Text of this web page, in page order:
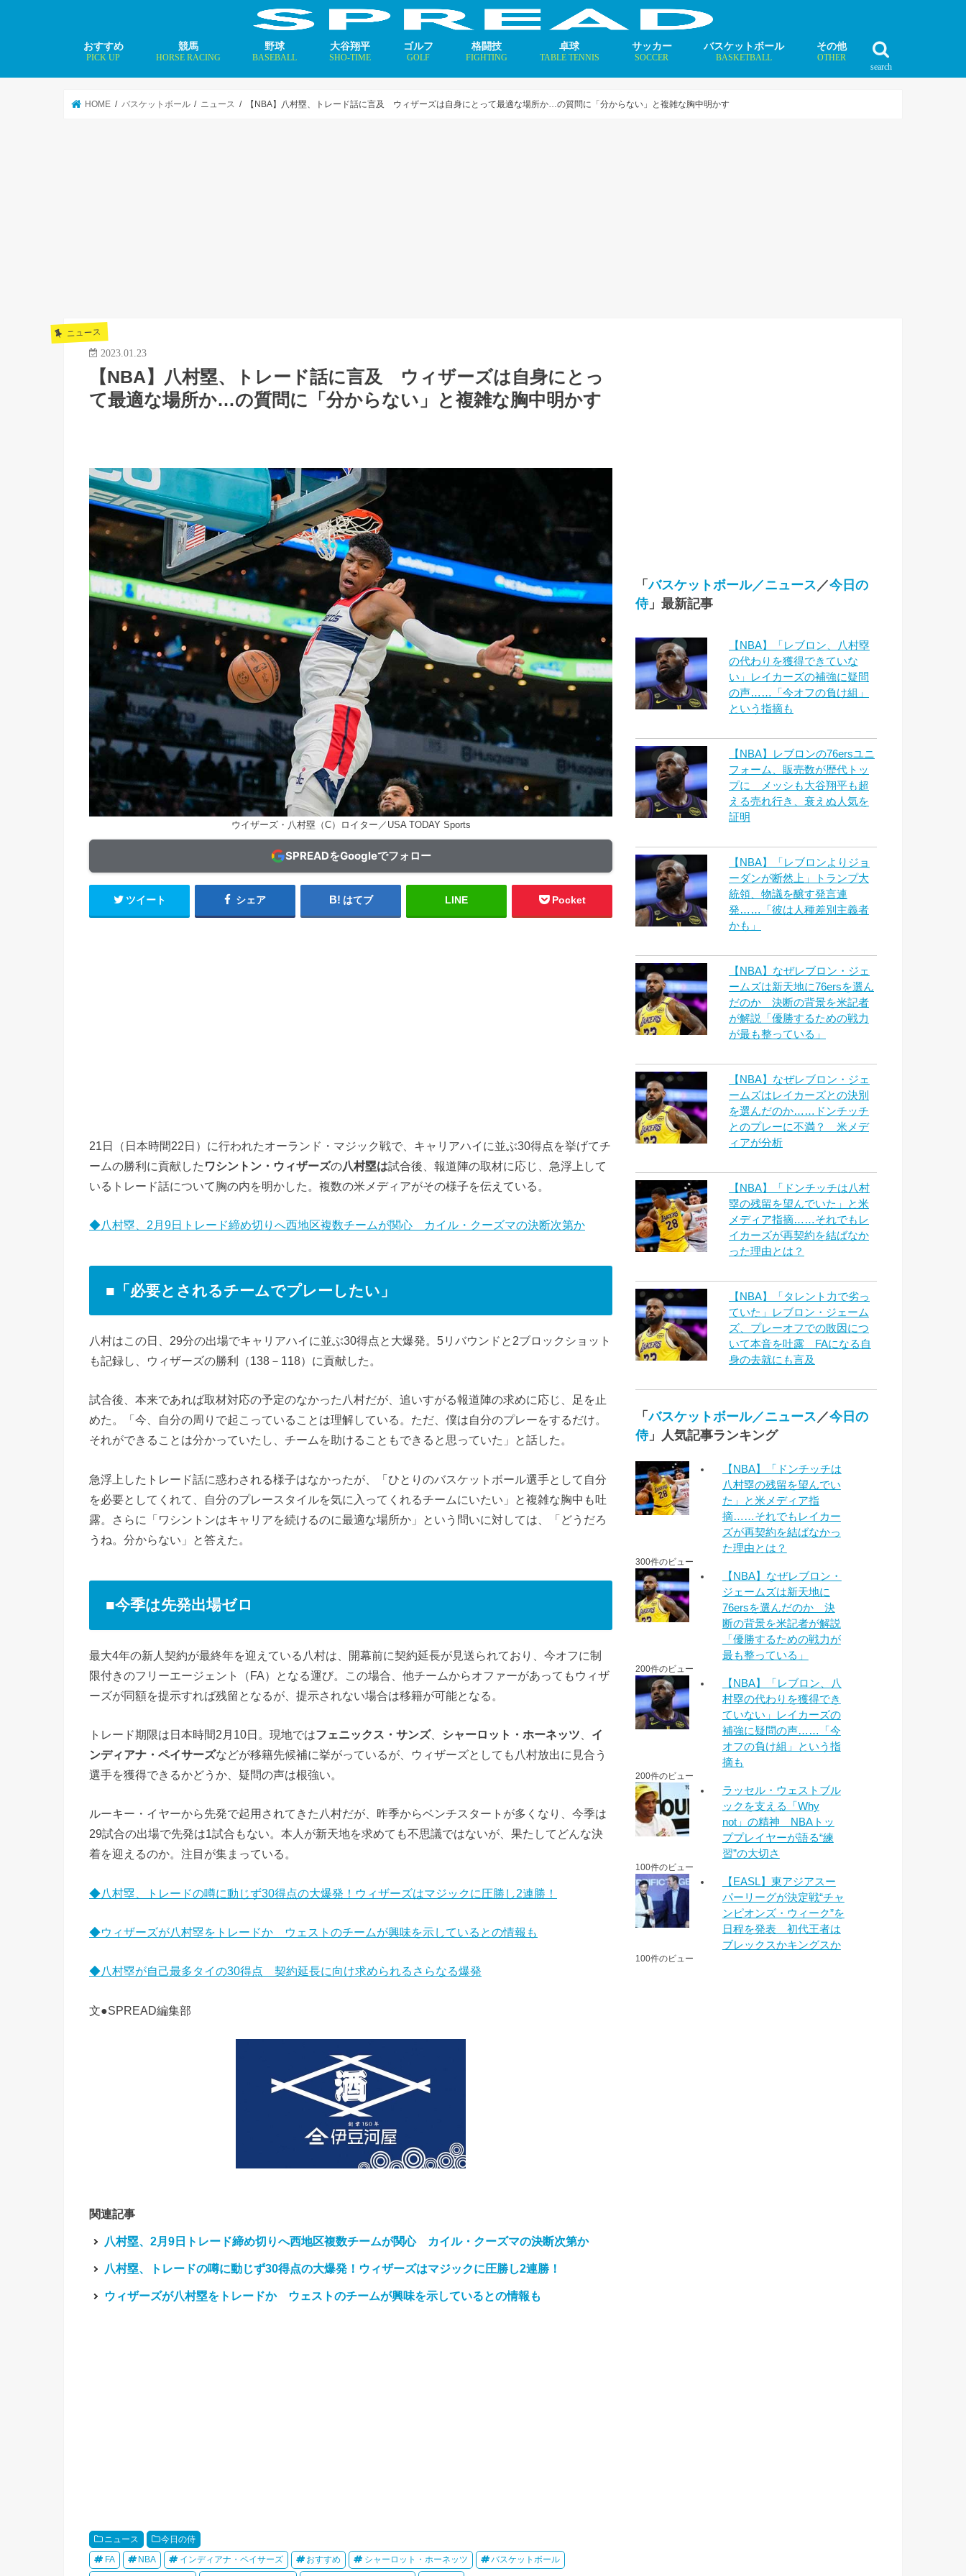
search
おすすめ
PICK UP
競馬
HORSE RACING
野球
BASEBALL
大谷翔平
SHO-TIME
ゴルフ
GOLF
格闘技
FIGHTING
卓球
TABLE TENNIS
サッカー
SOCCER
バスケットボール
BASKETBALL
その他
OTHER
HOME バスケットボール ニュース 【NBA】八村塁、トレード話に言及 ウィザーズは自身にとって最適な場所か…の質問に「分からない」と複雑な胸中明かす
ニュース
2023.01.23
【NBA】八村塁、トレード話に言及 ウィザーズは自身にとっ
て最適な場所か…の質問に「分からない」と複雑な胸中明かす
ウイザーズ・八村塁（C）ロイター／USA TODAY Sports
SPREADをGoogleでフォロー
ツイート シェア はてブ LINE Pocket
21日（日本時間22日）に行われたオーランド・マジック戦で、キャリアハイに並ぶ30得点を挙げてチ
ームの勝利に貢献した ワシントン・ウィザーズの八村塁は試合後、報道陣の取材に応じ、急浮上して
いるトレード話について胸の内を明かした。複数の米メディアがその様子を伝えている。
◆八村塁、2月9日トレード締め切りへ西地区複数チームが関心 カイル・クーズマの決断次第か
■「必要とされるチームでプレーしたい」
八村はこの日、29分の出場でキャリアハイに並ぶ30得点と大爆発。5リバウンドと2ブロックショット
も記録し、ウィザーズの勝利（138－118）に貢献した。
試合後、本来であれば取材対応の予定のなかった八村だが、追いすがる報道陣の求めに応じ、足を止
めた。「今、自分の周りで起こっていることは理解している。ただ、僕は自分のプレーをするだけ。
それができることは分かっていたし、チームを助けることもできると思っていた」と話した。
急浮上したトレード話に惑わされる様子はなかったが、「ひとりのバスケットボール選手として自分
を必要としてくれて、自分のプレースタイルを気に入ってくれるチームにいたい」と複雑な胸中も吐
露。さらに「ワシントンはキャリアを続けるのに最適な場所か」という問いに対しては、「どうだろ
うね。分からない」と答えた。
■今季は先発出場ゼロ
最大4年の新人契約が最終年を迎えている八村は、開幕前に契約延長が見送られており、今オフに制
限付きのフリーエージェント（FA）となる運び。この場合、他チームからオファーがあってもウィザ
ーズが同額を提示すれば残留となるが、提示されない場合は移籍が可能となる。
トレード期限は日本時間2月10日。現地ではフェニックス・サンズ、 シャーロット・ホーネッツ
イ
ンディアナ・ペイサーズなどが移籍先候補に挙がっているが、ウィザーズとしても八村放出に見合う
選手を獲得できるかどうか、疑問の声は根強い。
ルーキー・イヤーから先発で起用されてきた八村だが、昨季からベンチスタートが多くなり、今季は
29試合の出場で先発は1試合もない。本人が新天地を求めても不思議ではないが、果たしてどんな決
着を迎えるのか。注目が集まっている。
◆八村塁、トレードの噂に動じず30得点の大爆発！ウィザーズはマジックに圧勝し2連勝！
◆ウィザーズが八村塁をトレードか ウェストのチームが興味を示しているとの情報も
◆八村塁が自己最多タイの30得点 契約延長に向け求められるさらなる爆発
文●SPREAD編集部
関連記事
八村塁、2月9日トレード締め切りへ西地区複数チームが関心 カイル・クーズマの決断次第か
八村塁、トレードの噂に動じず30得点の大爆発！ウィザーズはマジックに圧勝し2連勝！
ウィザーズが八村塁をトレードか ウェストのチームが興味を示しているとの情報も
ニュース 今日の侍
FA NBA インディアナ・ペイサーズ おすすめ シャーロット・ホーネッツ バスケットボール
「バスケットボール／ニュース ／今日の
侍」最新記事
【NBA】「レブロン、八村塁
の代わりを獲得できていな
い」レイカーズの補強に疑問
の声……「今オフの負け組」
という指摘も
【NBA】レブロンの76ersユニ
フォーム、販売数が歴代トッ
プに メッシも大谷翔平も超
える売れ行き、衰えぬ人気を
証明
【NBA】「レブロンよりジョ
ーダンが断然上」トランプ大
統領、物議を醸す発言連
発……「彼は人種差別主義者
かも」
【NBA】なぜレブロン・ジェ
ームズは新天地に76ersを選ん
だのか 決断の背景を米記者
が解説「優勝するための戦力
が最も整っている」
【NBA】なぜレブロン・ジェ
ームズはレイカーズとの決別
を選んだのか……ドンチッチ
とのプレーに不満？ 米メデ
ィアが分析
【NBA】「ドンチッチは八村
塁の残留を望んでいた」と米
メディア指摘……それでもレ
イカーズが再契約を結ばなか
った理由とは？
【NBA】「タレント力で劣っ
ていた」レブロン・ジェーム
ズ、プレーオフでの敗因につ
いて本音を吐露 FAになる自
身の去就にも言及
「バスケットボール／ニュース ／今日の
侍」人気記事ランキング
【NBA】「ドンチッチは
八村塁の残留を望んでい
た」と米メディア指
摘……それでもレイカー
ズが再契約を結ばなかっ
た理由とは？
300件のビュー
【NBA】なぜレブロン・
ジェームズは新天地に
76ersを選んだのか 決
断の背景を米記者が解説
「優勝するための戦力が
最も整っている」
200件のビュー
【NBA】「レブロン、八
村塁の代わりを獲得でき
ていない」レイカーズの
補強に疑問の声……「今
オフの負け組」という指
摘も
200件のビュー
ラッセル・ウェストブル
ックを支える「Why
not」の精神 NBAトッ
ププレイヤーが語る“練
習”の大切さ
100件のビュー
【EASL】東アジアスー
パーリーグが決定戦“チャ
ンピオンズ・ウィーク”を
日程を発表 初代王者は
ブレックスかキングスか
100件のビュー